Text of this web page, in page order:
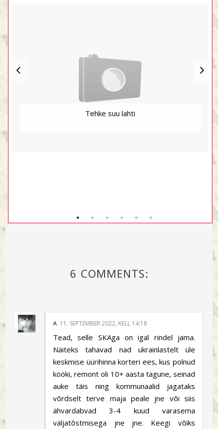
Tehke suu lahti
6 COMMENTS:
A 11. SEPTEMBER 2022, KELL 14:18
Tead, selle SKAga on igal rindel jama.
Näiteks tahavad nad ukrainlastelt üle
keskmise üürihinna korteri ees, kus polnud
kööki, remont oli 10+ aasta tagune, seinad
auke täis ning kommunaalid jagataks
võrdselt terve maja peale jne või siis
ähvardabvad 3-4 kuud varasema
väljatõstmisega jne jne. Keegi võiks